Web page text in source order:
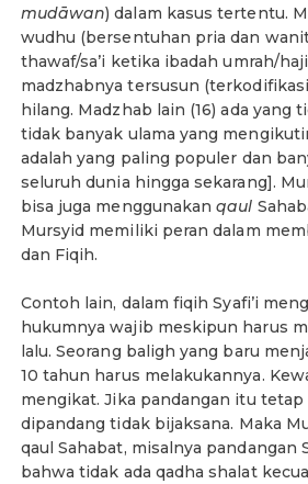
mudāwan) dalam kasus tertentu.
wudhu (bersentuhan pria dan
thawaf/sa’i ketika ibadah umrah/
madzhabnya tersusun
hilang. Madzhab lain (16) ada yang
tidak banyak ulama yang
adalah yang paling populer dan
seluruh dunia hingga sekarang].
bisa juga menggunakanqaul
Mursyid memiliki peran dalam
dan Fiqih.
Contoh lain, dalam fiqih Syafi’i
hukumnya wajib meskipun harus
lalu. Seorang baligh yang baru
10 tahun harus melakukannya.
mengikat. Jika pandangan itu tetap
dipandang tidak bijaksana. Maka
qaul Sahabat, misalnya pandangan
bahwa tidak ada qadha shalat